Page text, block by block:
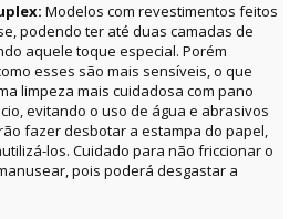
Modelos com revestimentos feitos
podendo ter até duas camadas de
aquele toque especial. Porém
esses são mais sensíveis, o que
limpeza mais cuidadosa com pano
evitando o uso de água e abrasivos
fazer desbotar a estampa do papel,
los. Cuidado para não friccionar o
pois poderá desgastar a